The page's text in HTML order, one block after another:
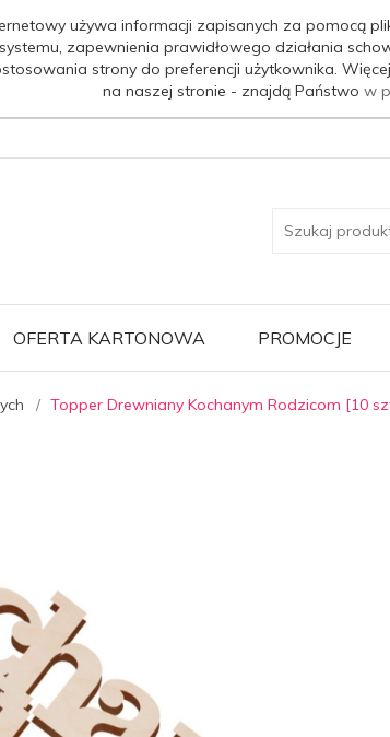
używa informacji zapisanych za pomocą
zapewnienia prawidłowego działania
strony do preferencji użytkownika.
na naszej stronie - znajdą Państwo w
OFERTA KARTONOWA PROMOCJE
Topper Drewniany Kochanym Rodzicom [10